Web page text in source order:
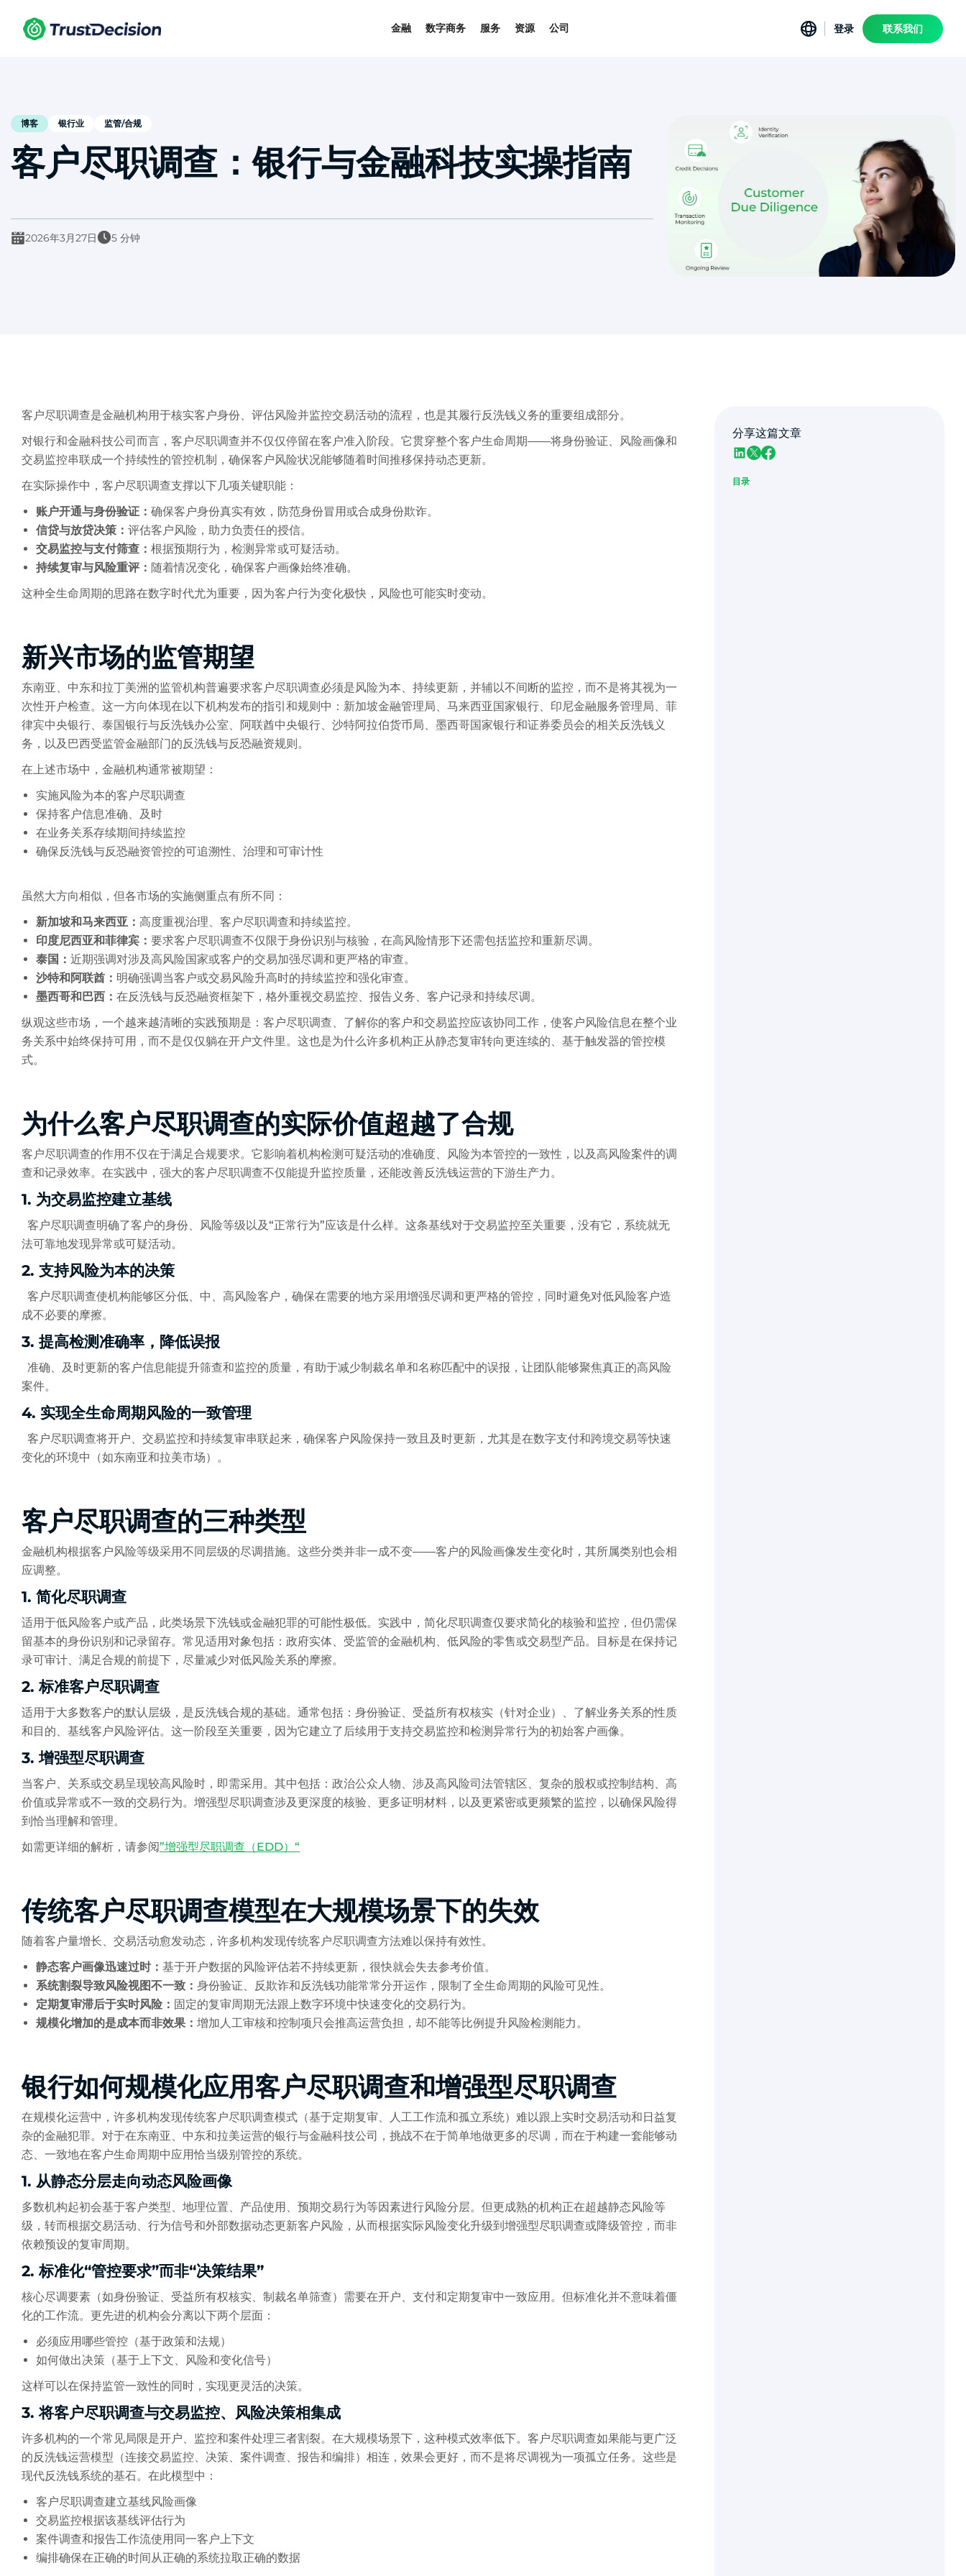
金融 数字商务 服务 资源 公司 登录 联系我们
博客 银行业 监管/合规
客户尽职调查：银行与金融科技实操指南
2026年3月27日 5 分钟
客户尽职调查是金融机构用于核实客户身份、评估风险并监控交易活动的流程，也是其履行反洗钱义务的重要组成部分。
对银行和金融科技公司而言，客户尽职调查并不仅仅停留在客户准入阶段。它贯穿整个客户生命周期——将身份验证、风险画像和
交易监控串联成一个持续性的管控机制，确保客户风险状况能够随着时间推移保持动态更新。
在实际操作中，客户尽职调查支撑以下几项关键职能：
账户开通与身份验证： 确保客户身份真实有效，防范身份冒用或合成身份欺诈。
信贷与放贷决策： 评估客户风险，助力负责任的授信。
交易监控与支付筛查： 根据预期行为，检测异常或可疑活动。
持续复审与风险重评： 随着情况变化，确保客户画像始终准确。
这种全生命周期的思路在数字时代尤为重要，因为客户行为变化极快，风险也可能实时变动。
新兴市场的监管期望
东南亚、中东和拉丁美洲的监管机构普遍要求客户尽职调查必须是风险为本、持续更新，并辅以不间断的监控，而不是将其视为一
次性开户检查。这一方向体现在以下机构发布的指引和规则中：新加坡金融管理局、马来西亚国家银行、印尼金融服务管理局、菲
律宾中央银行、泰国银行与反洗钱办公室、阿联酋中央银行、沙特阿拉伯货币局、墨西哥国家银行和证券委员会的相关反洗钱义
务，以及巴西受监管金融部门的反洗钱与反恐融资规则。
在上述市场中，金融机构通常被期望：
实施风险为本的客户尽职调查
保持客户信息准确、及时
在业务关系存续期间持续监控
确保反洗钱与反恐融资管控的可追溯性、治理和可审计性
虽然大方向相似，但各市场的实施侧重点有所不同：
新加坡和马来西亚： 高度重视治理、客户尽职调查和持续监控。
印度尼西亚和菲律宾： 要求客户尽职调查不仅限于身份识别与核验，在高风险情形下还需包括监控和重新尽调。
泰国： 近期强调对涉及高风险国家或客户的交易加强尽调和更严格的审查。
沙特和阿联酋： 明确强调当客户或交易风险升高时的持续监控和强化审查。
墨西哥和巴西： 在反洗钱与反恐融资框架下，格外重视交易监控、报告义务、客户记录和持续尽调。
纵观这些市场，一个越来越清晰的实践预期是：客户尽职调查、了解你的客户和交易监控应该协同工作，使客户风险信息在整个业
务关系中始终保持可用，而不是仅仅躺在开户文件里。这也是为什么许多机构正从静态复审转向更连续的、基于触发器的管控模
式。
为什么客户尽职调查的实际价值超越了合规
客户尽职调查的作用不仅在于满足合规要求。它影响着机构检测可疑活动的准确度、风险为本管控的一致性，以及高风险案件的调
查和记录效率。在实践中，强大的客户尽职调查不仅能提升监控质量，还能改善反洗钱运营的下游生产力。
1. 为交易监控建立基线
客户尽职调查明确了客户的身份、风险等级以及“正常行为”应该是什么样。这条基线对于交易监控至关重要，没有它，系统就无
法可靠地发现异常或可疑活动。
2. 支持风险为本的决策
客户尽职调查使机构能够区分低、中、高风险客户，确保在需要的地方采用增强尽调和更严格的管控，同时避免对低风险客户造
成不必要的摩擦。
3. 提高检测准确率，降低误报
准确、及时更新的客户信息能提升筛查和监控的质量，有助于减少制裁名单和名称匹配中的误报，让团队能够聚焦真正的高风险
案件。
4. 实现全生命周期风险的一致管理
客户尽职调查将开户、交易监控和持续复审串联起来，确保客户风险保持一致且及时更新，尤其是在数字支付和跨境交易等快速
变化的环境中（如东南亚和拉美市场）。
客户尽职调查的三种类型
金融机构根据客户风险等级采用不同层级的尽调措施。这些分类并非一成不变——客户的风险画像发生变化时，其所属类别也会相
应调整。
1. 简化尽职调查
适用于低风险客户或产品，此类场景下洗钱或金融犯罪的可能性极低。实践中，简化尽职调查仅要求简化的核验和监控，但仍需保
留基本的身份识别和记录留存。常见适用对象包括：政府实体、受监管的金融机构、低风险的零售或交易型产品。目标是在保持记
录可审计、满足合规的前提下，尽量减少对低风险关系的摩擦。
2. 标准客户尽职调查
适用于大多数客户的默认层级，是反洗钱合规的基础。通常包括：身份验证、受益所有权核实（针对企业）、了解业务关系的性质
和目的、基线客户风险评估。这一阶段至关重要，因为它建立了后续用于支持交易监控和检测异常行为的初始客户画像。
3. 增强型尽职调查
当客户、关系或交易呈现较高风险时，即需采用。其中包括：政治公众人物、涉及高风险司法管辖区、复杂的股权或控制结构、高
价值或异常或不一致的交易行为。增强型尽职调查涉及更深度的核验、更多证明材料，以及更紧密或更频繁的监控，以确保风险得
到恰当理解和管理。
如需更详细的解析，请参阅”增强型尽职调查（EDD）“
传统客户尽职调查模型在大规模场景下的失效
随着客户量增长、交易活动愈发动态，许多机构发现传统客户尽职调查方法难以保持有效性。
静态客户画像迅速过时： 基于开户数据的风险评估若不持续更新，很快就会失去参考价值。
系统割裂导致风险视图不一致： 身份验证、反欺诈和反洗钱功能常常分开运作，限制了全生命周期的风险可见性。
定期复审滞后于实时风险： 固定的复审周期无法跟上数字环境中快速变化的交易行为。
规模化增加的是成本而非效果： 增加人工审核和控制项只会推高运营负担，却不能等比例提升风险检测能力。
银行如何规模化应用客户尽职调查和增强型尽职调查
在规模化运营中，许多机构发现传统客户尽职调查模式（基于定期复审、人工工作流和孤立系统）难以跟上实时交易活动和日益复
杂的金融犯罪。对于在东南亚、中东和拉美运营的银行与金融科技公司，挑战不在于简单地做更多的尽调，而在于构建一套能够动
态、一致地在客户生命周期中应用恰当级别管控的系统。
1. 从静态分层走向动态风险画像
多数机构起初会基于客户类型、地理位置、产品使用、预期交易行为等因素进行风险分层。但更成熟的机构正在超越静态风险等
级，转而根据交易活动、行为信号和外部数据动态更新客户风险，从而根据实际风险变化升级到增强型尽职调查或降级管控，而非
依赖预设的复审周期。
2. 标准化“管控要求”而非“决策结果”
核心尽调要素（如身份验证、受益所有权核实、制裁名单筛查）需要在开户、支付和定期复审中一致应用。但标准化并不意味着僵
化的工作流。更先进的机构会分离以下两个层面：
必须应用哪些管控（基于政策和法规）
如何做出决策（基于上下文、风险和变化信号）
这样可以在保持监管一致性的同时，实现更灵活的决策。
3. 将客户尽职调查与交易监控、风险决策相集成
许多机构的一个常见局限是开户、监控和案件处理三者割裂。在大规模场景下，这种模式效率低下。客户尽职调查如果能与更广泛
的反洗钱运营模型（连接交易监控、决策、案件调查、报告和编排）相连，效果会更好，而不是将尽调视为一项孤立任务。这些是
现代反洗钱系统的基石。在此模型中：
客户尽职调查建立基线风险画像
交易监控根据该基线评估行为
案件调查和报告工作流使用同一客户上下文
编排确保在正确的时间从正确的系统拉取正确的数据
分享这篇文章
目录